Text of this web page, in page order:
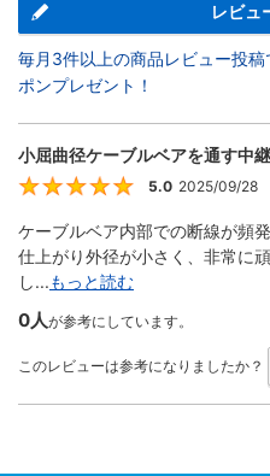
レビュ
毎月3件以上の商品レビュー投
ポンプレゼント！
小屈曲径ケーブルベアを通す中
5
5.0 2025/09/28
ケーブルベア内部での断線が頻
仕上がり外径が小さく、非常に
し...もっと読む
0人が参考にしています。
このレビューは参考になりましたか？